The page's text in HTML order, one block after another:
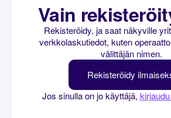
Vain
Rekisteröidy, ja saat näkyville
verkkolaskutiedot, kuten
välittäjän nimen.
Rekisteröidy
Jos sinulla on jo käyttäjä,